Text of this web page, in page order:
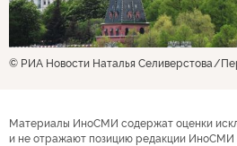
© РИА Новости Наталья Селиверстова
Материалы ИноСМИ содержат оценки
и не отражают позицию редакции ИноСМИ